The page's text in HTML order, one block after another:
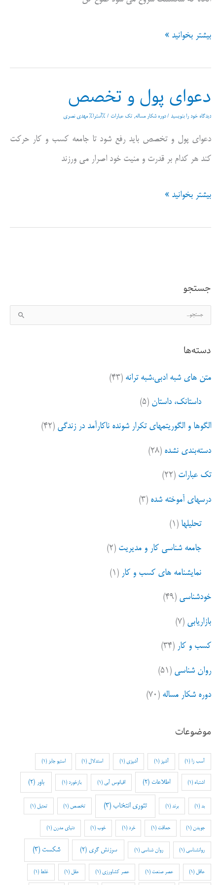
ماجرا
بیشتر بخوانید »
دعوای پول و تخصص
دیدگاه‌ خود را بنویسید /دوره شکار مساله, تک عبارات / %آسترا% مهدی نصری
دعوای پول و تخصص باید رفع شود تا جامعه کسب و کار حرکت
کند هر کدام بر قدرت و منیت خود اصرار می ورزند
دعوای
بیشتر بخوانید »
جستجو
س
ج
ب
دسته‌ها
متن های شبه ادبی،شبه ترانه (۴۳)
داستانک، داستان (۵)
الگوها و الگوریتمهای تکرار شونده ناکارآمد در زندگی (۴۲)
دسته‌بندی نشده (۲۸)
تک عبارات (۲۲)
درسهای آموخته شده (۳)
تحلیلها (۱)
جامعه شناسی کار و مدیریت (۲)
نمایشنامه های کسب و کار (۱)
خودشناسی (۴۹)
بازاریابی (۷)
کسب و کار (۳۴)
روان شناسی (۵۱)
دوره شکار مساله (۷۰)
موضوعات
آسب زا (1) آشپز (1) آشپزی (1) استدلال (1) استیو جابز (1)
اشتباه (1) اطلاعات (2) اقیانوس آبی (1) بازخورد (1) باور (2)
بد(1) برند (1) تئوری انتخاب (3) تخصص (1) تمثیل (1)
جویدن (1) حماقت (1) خرد (1) خوب(1) دنیای مدرن (1)
روانشناسی (1) روان شناسی (1) سرزنش گری (2) شکست (3)
عاقل (1) عصر صنعت (1) عصر کشاورزی (1) عقل (1) غلط (1)